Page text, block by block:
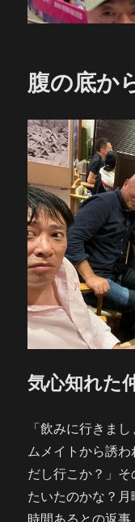
腹の底か
気心知れた
「飲みに行きま
ムメイトから誘
だし行こか？」
たいたのかな？